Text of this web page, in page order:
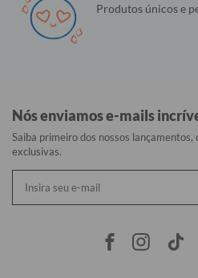
Produtos únicos e
Nós enviamos e-mails
Saiba primeiro dos nossos lançamentos,
exclusivas.